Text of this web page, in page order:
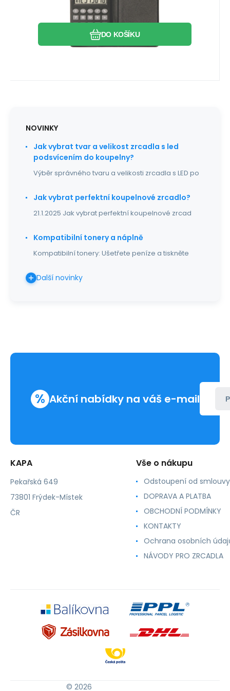
DO KOŠÍKU
Oblíbený
Porovnat
kalkulátor s 8 místným displejem v
atraktivním provedení. základn
NOVINKY
Jak vybrat tvar a velikost zrcadla s led
podsvícením do koupelny?
Výběr správného tvaru a velikosti zrcadla s LED po
Jak vybrat perfektní koupelnové zrcadlo?
21.1.2025 Jak vybrat perfektní koupelnové zrcad
Kompatibilní tonery a náplně
Kompatibilní tonery: Ušetřete peníze a tiskněte
Další novinky
% Akční nabídky na váš e-mail
KAPA
Pekařská 649
73801 Frýdek-Místek
ČR
Vše o nákupu
Odstoupení od smlouvy
DOPRAVA A PLATBA
OBCHODNÍ PODMÍNKY
KONTAKTY
Ochrana osobních
NÁVODY PRO ZRCADLA
© 2026